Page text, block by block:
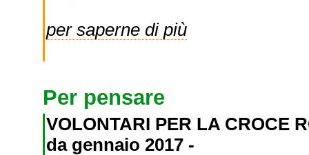
per saperne di più
Per pensare
VOLONTARI PER LA CROCE
da gennaio 2017 -